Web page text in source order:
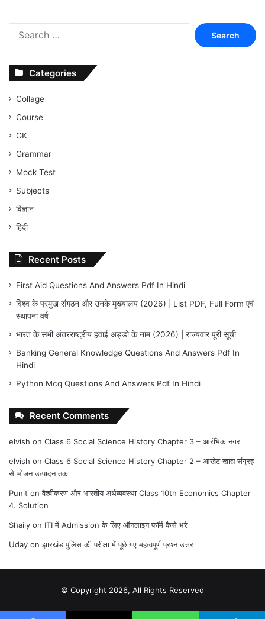
Search
for:
Categories
Collage
Course
GK
Grammar
Mock Test
Subjects
विज्ञान
हिंदी
Recent Posts
First Aid Questions And Answers Pdf In Hindi
विश्व के प्रमुख संगठन और उनके मुख्यालय (2026) | List PDF, Full Form एवं
स्थापना वर्ष
भारत के सभी अंतरराष्ट्रीय हवाई अड्डों के नाम (2026) | राज्यवार पूरी सूची
Banking General Knowledge Questions And Answers Pdf In
Hindi
Python Mcq Questions And Answers Pdf In Hindi
Recent Comments
elvish on Class 6 Social Science History Chapter 3 – आरंभिक नगर
elvish on Class 6 Social Science History Chapter 2 – आखेट खाद्य संग्रह
से भोजन उत्पादन तक
Punit onवैश्वीकरण और भारतीय अर्थव्यवस्था Class 10th Economics Chapter
4. Solution
Shaily on ITI में Admission के लिए ऑनलाइन फॉर्म कैसे भरे
Uday onझारखंड पुलिस की परीक्षा में पूछे गए महत्वपूर्ण प्रश्न उत्तर
© Copyright 2026, All Rights Reserved